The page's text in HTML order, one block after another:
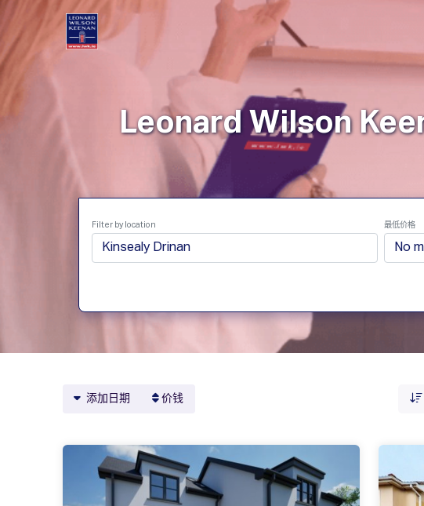
Leonard Wilson
Filter by location 最低价格
添加日期 价钱